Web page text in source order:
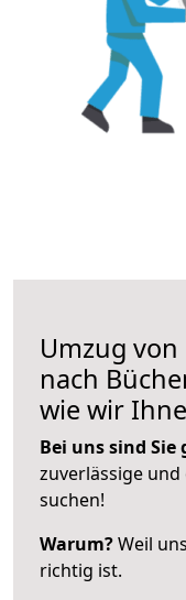
Umzug
nach
wie wir
Bei uns sind
zuverlässige
suchen!
Warum?Weil
richtig ist.